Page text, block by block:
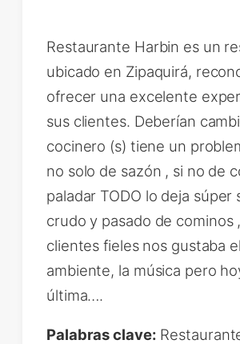
Restaurante Harbin es un
ubicado en Zipaquirá,
ofrecer una excelente
sus clientes. Deberían
cocinero (s) tiene un
no solo de sazón , si no de
paladar TODO lo deja súper
crudo y pasado de cominos
clientes fieles nos gustaba el
ambiente, la música pero
última….
Palabras clave: